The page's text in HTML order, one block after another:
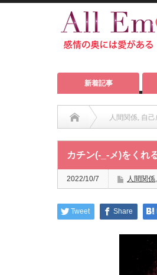
新着記事
人間関係, 自己
カチン(-_-メ)をくれ
2022/10/7 人間関係,
Tweet Share